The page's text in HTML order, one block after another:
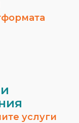
услуги